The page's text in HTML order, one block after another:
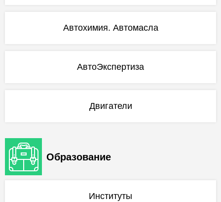
Автохимия. Автомасла
АвтоЭкспертиза
Двигатели
Образование
Институты